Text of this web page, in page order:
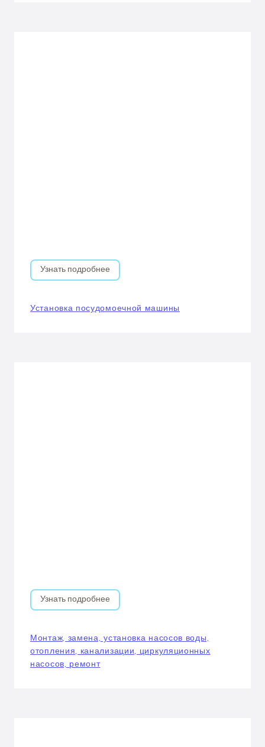
Узнать подробнее
Установка посудомоечной машины
Узнать подробнее
Монтаж, замена, установка насосов воды,
отопления, канализации, циркуляционных
насосов, ремонт